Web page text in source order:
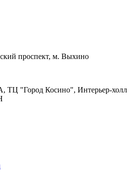
проспект, м. Выхино
ТЦ "Город Косино", Интерьер-холл